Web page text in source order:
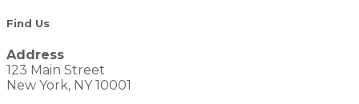
Find Us
Address
123 Main Street
New York, NY 10001